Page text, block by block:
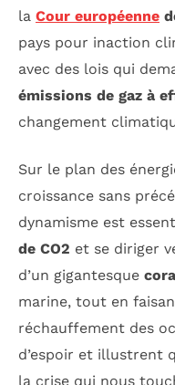
la Cour européenne
pays pour inaction
avec des lois qui
émissions de gaz à
changement
Sur le plan des
croissance sans
dynamisme est
de CO2 et se diriger
d’un gigantesque
marine, tout en
réchauffement des
d’espoir et illustrent
la crise qui nous